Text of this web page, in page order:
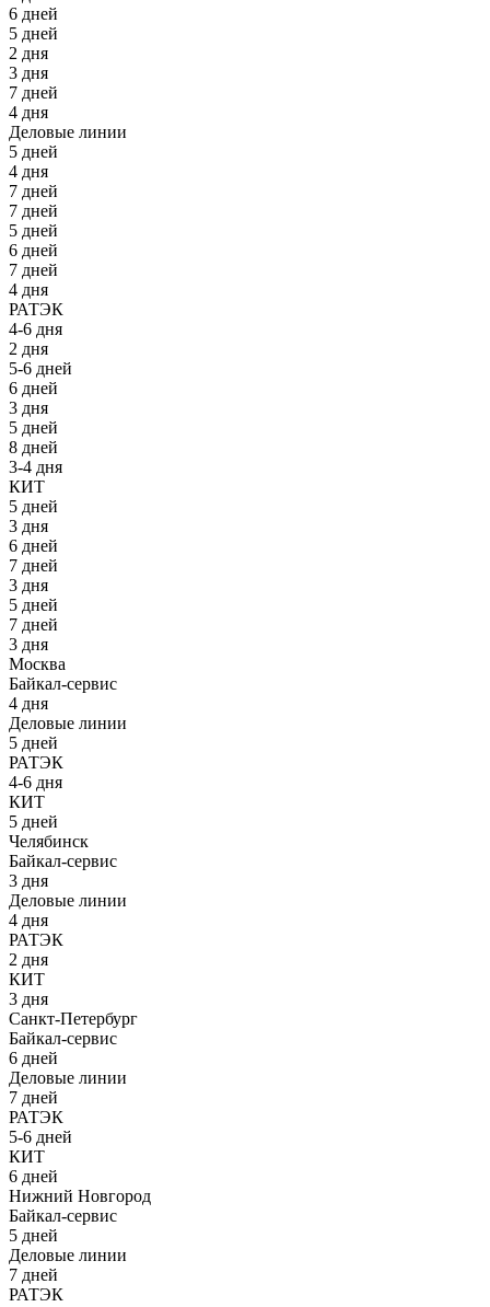
6 дней
5 дней
2 дня
3 дня
7 дней
4 дня
Деловые линии
5 дней
4 дня
7 дней
7 дней
5 дней
6 дней
7 дней
4 дня
РАТЭК
4-6 дня
2 дня
5-6 дней
6 дней
3 дня
5 дней
8 дней
3-4 дня
КИТ
5 дней
3 дня
6 дней
7 дней
3 дня
5 дней
7 дней
3 дня
Москва
Байкал-сервис
4 дня
Деловые линии
5 дней
РАТЭК
4-6 дня
КИТ
5 дней
Челябинск
Байкал-сервис
3 дня
Деловые линии
4 дня
РАТЭК
2 дня
КИТ
3 дня
Санкт-Петербург
Байкал-сервис
6 дней
Деловые линии
7 дней
РАТЭК
5-6 дней
КИТ
6 дней
Нижний Новгород
Байкал-сервис
5 дней
Деловые линии
7 дней
РАТЭК